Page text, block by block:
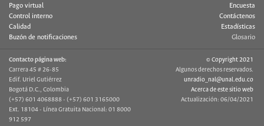
Pago virtual
Control interno
Calidad
Buzón de notificaciones
Encuesta
Contáctenos
Estadísticas
Glosario
Contacto página web:
Carrera 45 # 26-85
Edif. Uriel Gutiérrez
Bogotá D.C., Colombia
(+57) 601 4068888 - (+57) 601 3165000
Ext. 18104 - Línea Gratuita Nacional: 01 8000
912 597
© Copyright 2021
Algunos derechos reservados.
unradio_nal@unal.edu.co
Acerca de este sitio web
Actualización: 06/04/2021